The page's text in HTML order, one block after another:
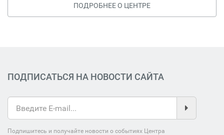
ПОДРОБНЕЕ О ЦЕНТРЕ
ПОДПИСАТЬСЯ НА НОВОСТИ САЙТА
Подпишитесь и получайте новости о событиях Центра